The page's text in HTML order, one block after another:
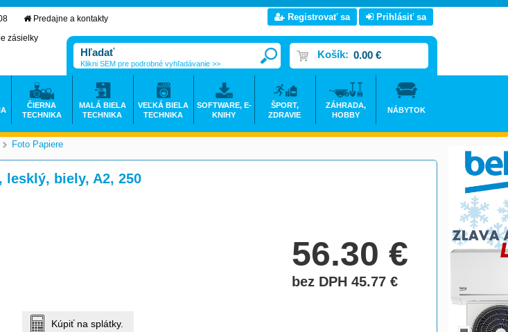
>
Foto Papiere
lesklý, biely, A2, 250
56.30€
bez DPH 45.77€
Kúpiť na splátky.
Predajne a kontakty
zásielky
Registrovať sa Prihlásiť sa
Košík: 0.00 €
Klikni SEM pre podrobné vyhľadávanie >>
ČIERNA
TECHNIKA
MALÁ BIELA
TECHNIKA
VEĽKÁ BIELA
TECHNIKA
SOFTWARE, E-
KNIHY
ŠPORT,
ZDRAVIE
ZÁHRADA,
HOBBY
NÁBYTOK